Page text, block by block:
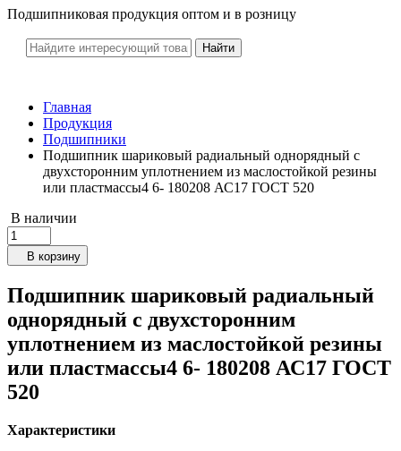
Подшипниковая продукция оптом и в розницу
Главная
Продукция
Подшипники
Подшипник шариковый радиальный однорядный с
двухсторонним уплотнением из маслостойкой резины
или пластмассы4 6- 180208 АС17 ГОСТ 520
В наличии
В корзину
Подшипник шариковый радиальный
однорядный с двухсторонним
уплотнением из маслостойкой резины
или пластмассы4 6- 180208 АС17 ГОСТ
520
Характеристики